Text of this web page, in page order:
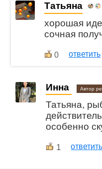
Татьяна
хорошая
сочная
0 ответить
Инна Автор
Татьяна,
особенно
1 ответить